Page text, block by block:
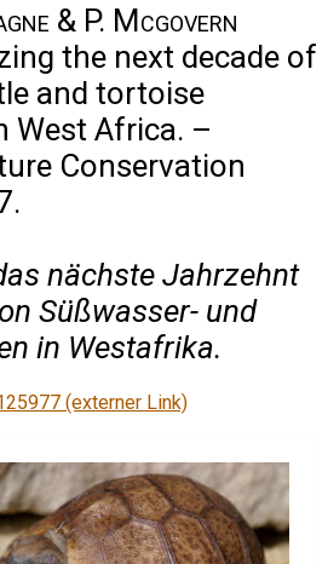
& P. Mcgovern
the next decade of
and tortoise
West Africa. –
Conservation
nächste Jahrzehnt
Süßwasser- und
in Westafrika.
(externer Link)